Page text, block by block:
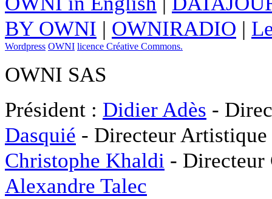
BY OWNI | OWNIRADIO |
Wordpress OWNI licence Créative Commons.
OWNI SAS
Président : Didier Adès -
Dasquié - Directeur
Christophe Khaldi -
Alexandre Talec